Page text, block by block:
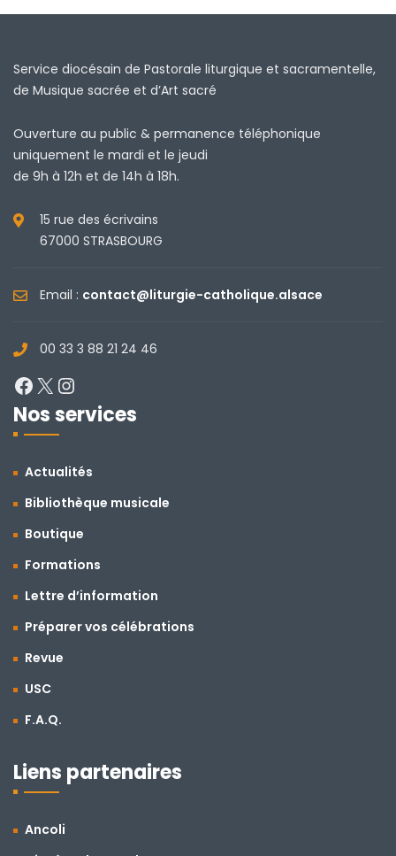
Service diocésain de Pastorale liturgique et sacramentelle,
de Musique sacrée et d’Art sacré
Ouverture au public & permanence téléphonique
uniquement le mardi et le jeudi
de 9h à 12h et de 14h à 18h.
15 rue des écrivains
67000 STRASBOURG
Email : contact@liturgie-catholique.alsace
00 33 3 88 21 24 46
Facebook
X
Nos services
Actualités
Bibliothèque musicale
Boutique
Formations
Lettre d’information
Préparer vos célébrations
Revue
USC
F.A.Q.
Liens partenaires
Ancoli